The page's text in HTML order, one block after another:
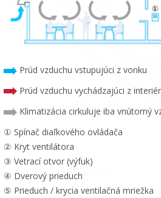
Prúd vzduchu vstupujúci z vonku
Prúd vzduchu vychádzajúci z
Klimatizácia cirkuluje iba vnútorný
① Spínač diaľkového ovládača
② Kryt ventilátora
③ Vetrací otvor (výfuk)
④ Dverový prieduch
⑤ Prieduch / krycia ventilačná mriežka